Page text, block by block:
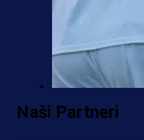
Naši Partneri